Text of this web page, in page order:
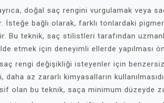
doğal saç rengini vurgulamak veya
İsteğe bağlı olarak, farklı tonlardaki
Bu teknik, saç stilistleri tarafından
etmek için deneyimli ellerde yapılması
rengi değişikliği isteyenler için
daha az zararlı kimyasalların
olan bu teknik, saça minimum düzeyde